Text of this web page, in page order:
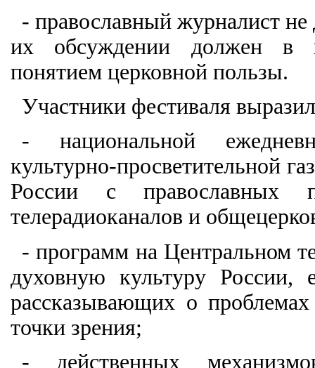
- православный журналист не
их обсуждении должен в
понятием церковной пользы.
Участники фестиваля
- национальной
культурно-просветительной
России с православных
телерадиоканалов и
- программ на Центральном
духовную культуру России,
рассказывающих о
точки зрения;
- действенных